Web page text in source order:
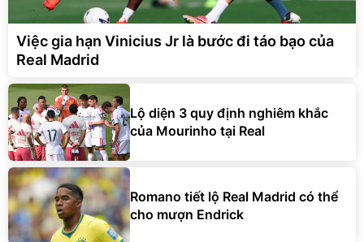
Việc gia hạn Vinicius Jr là bước đi táo bạo của
Real Madrid
Lộ diện 3 quy định nghiêm khắc
của Mourinho tại Real
Romano tiết lộ Real Madrid có thể
cho mượn Endrick